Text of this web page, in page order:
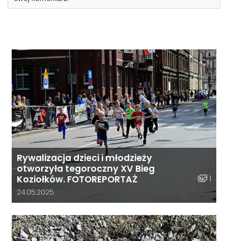
Rywalizacja dzieci i młodzieży
otworzyła tegoroczny XV Bieg
Koziołków. FOTOREPORTAŻ
Liczba
1
Data dodania galerii:
24.05.2025